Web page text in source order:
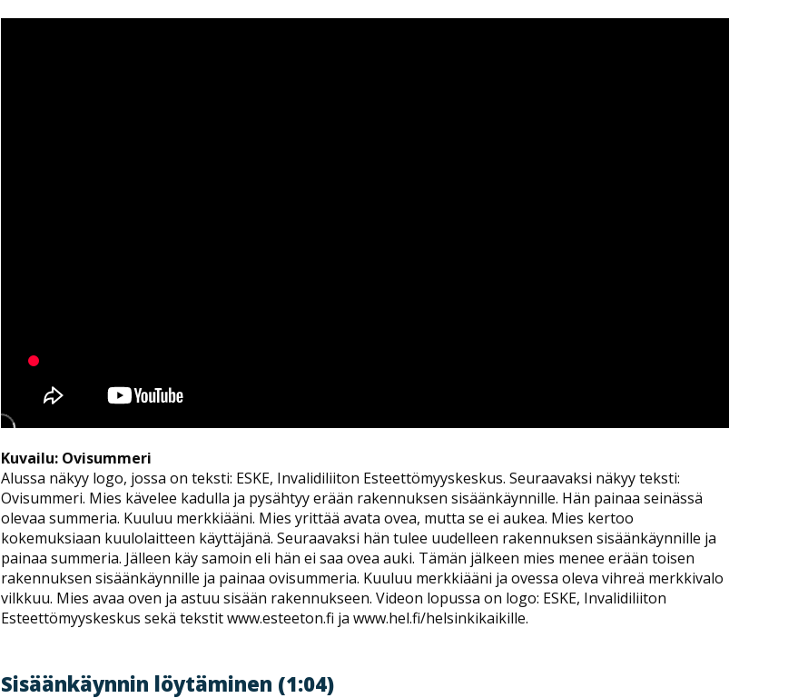
Kuvailu: Ovisummeri
Alussa näkyy logo, jossa on teksti: ESKE, Invalidiliiton Esteettömyyskeskus. Seuraavaksi näkyy teksti:
Ovisummeri. Mies kävelee kadulla ja pysähtyy erään rakennuksen sisäänkäynnille. Hän painaa seinässä
olevaa summeria. Kuuluu merkkiääni. Mies yrittää avata ovea, mutta se ei aukea. Mies kertoo
kokemuksiaan kuulolaitteen käyttäjänä. Seuraavaksi hän tulee uudelleen rakennuksen sisäänkäynnille ja
painaa summeria. Jälleen käy samoin eli hän ei saa ovea auki. Tämän jälkeen mies menee erään toisen
rakennuksen sisäänkäynnille ja painaa ovisummeria. Kuuluu merkkiääni ja ovessa oleva vihreä merkkivalo
vilkkuu. Mies avaa oven ja astuu sisään rakennukseen. Videon lopussa on logo: ESKE, Invalidiliiton
Esteettömyyskeskus sekä tekstit www.esteeton.fi ja www.hel.fi/helsinkikaikille.
Sisäänkäynnin löytäminen (1:04)